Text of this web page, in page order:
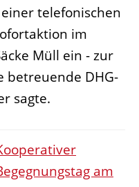
telefonischen
im
Müll ein - zur
betreuende DHG-
sagte.
am